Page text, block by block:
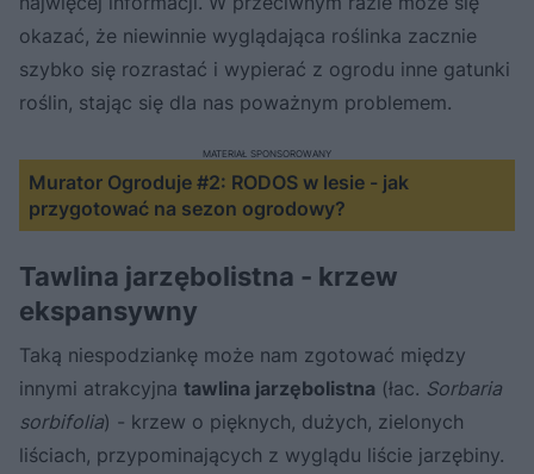
okazać, że niewinnie wyglądająca roślinka zacznie
szybko się rozrastać i wypierać z ogrodu inne gatunki
roślin, stając się dla nas poważnym problemem.
Murator Ogroduje #2: RODOS w lesie - jak
przygotować na sezon ogrodowy?
MATERIAŁ SPONSOROWANY
Tawlina jarzębolistna - krzew
ekspansywny
Taką niespodziankę może nam zgotować między
innymi atrakcyjna tawlina jarzębolistna (łac. Sorbaria
sorbifolia) - krzew o pięknych, dużych, zielonych
liściach, przypominających z wyglądu liście jarzębiny.